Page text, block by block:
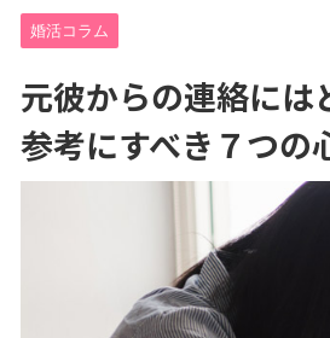
婚活コラム
元彼からの連絡に
参考にすべき７つの